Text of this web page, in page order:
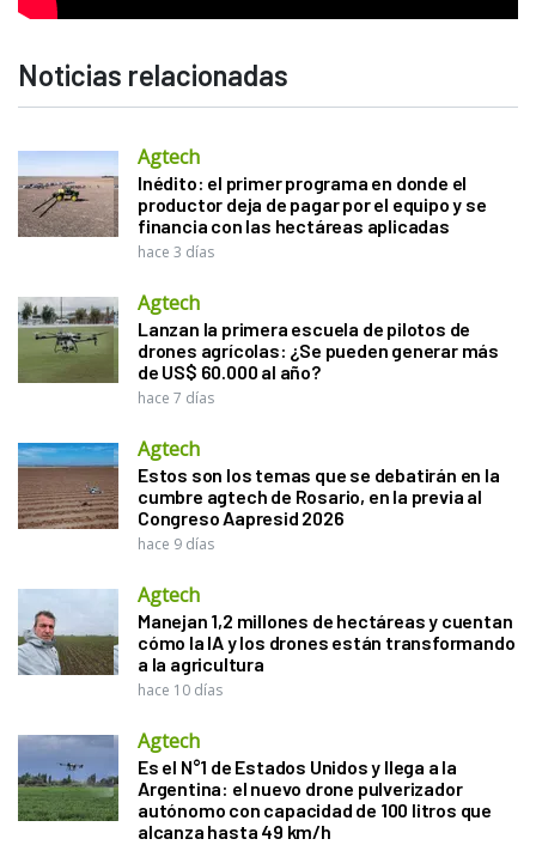
Noticias relacionadas
Agtech
Inédito: el primer programa en donde el
productor deja de pagar por el equipo y se
financia con las hectáreas aplicadas
hace 3 días
Agtech
Lanzan la primera escuela de pilotos de
drones agrícolas: ¿Se pueden generar más
de US$ 60.000 al año?
hace 7 días
Agtech
Estos son los temas que se debatirán en la
cumbre agtech de Rosario, en la previa al
Congreso Aapresid 2026
hace 9 días
Agtech
Manejan 1,2 millones de hectáreas y cuentan
cómo la IA y los drones están transformando
a la agricultura
hace 10 días
Agtech
Es el N°1 de Estados Unidos y llega a la
Argentina: el nuevo drone pulverizador
autónomo con capacidad de 100 litros que
alcanza hasta 49 km/h